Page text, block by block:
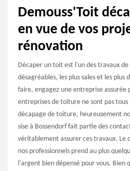
Demouss'Toit
en vue de vos
rénovation
Décaper un toit est l'un des travaux
désagréables, les plus sales et les plus
faire, engagez une entreprise assurée
entreprises de toiture ne sont pas
décapage de toiture, heureusement
sise à Bossendorf fait partie des
véritablement assurer ces travaux. Le
nos professionnels prend au plus
l'argent bien dépensé pour vous. Bien